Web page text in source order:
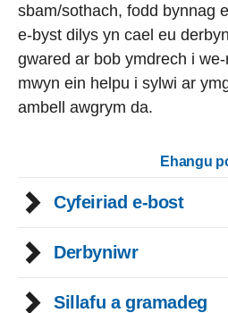
sbam/sothach, fodd bynnag
e-byst dilys yn cael eu
gwared ar bob ymdrech i
mwyn ein helpu i sylwi ar
ambell awgrym da.
Ehangu
Cyfeiriad e-bost
Derbyniwr
Sillafu a gramadeg